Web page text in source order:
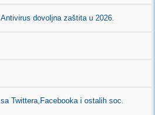
dovoljna zaštita u 2026.
Twittera,Facebooka i ostalih soc.